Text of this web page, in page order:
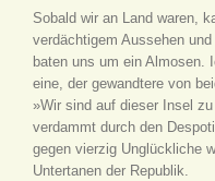
Sobald wir an Land waren,
verdächtigem Aussehen
baten uns um ein Almosen.
eine, der gewandtere von
»Wir sind auf dieser Insel
verdammt durch den
gegen vierzig Unglückliche
Untertanen der Republik.